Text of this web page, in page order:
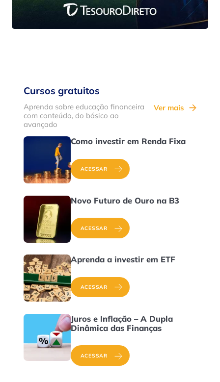
Cursos gratuitos
Aprenda sobre educação financeira
com conteúdo, do básico ao
avançado
Ver mais
Como investir em Renda Fixa
ACESSAR
Novo Futuro de Ouro na B3
ACESSAR
Aprenda a investir em ETF
ACESSAR
Juros e Inflação – A Dupla
Dinâmica das Finanças
ACESSAR